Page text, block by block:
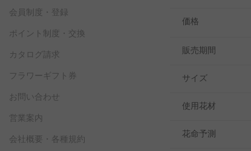
価格
販売期間
サイズ
使用花材
花命予測
会員制度・登録
ポイント制度・交換
カタログ請求
フラワーギフト券
お問い合わせ
営業案内
会社概要・各種規約